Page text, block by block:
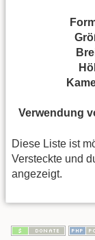
Verwendung
Diese Liste ist
Versteckte und
angezeigt.